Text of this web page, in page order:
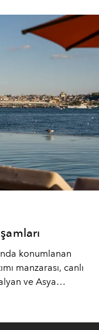
konumlanan
manzarası, canlı
ve Asya